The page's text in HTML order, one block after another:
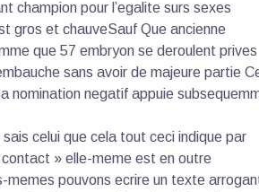
champion pour l’egalite surs sexes
gros et chauveSauf Que ancienne
que 57 embryon se deroulent prives
sans avoir de majeure partie
nomination negatif appuie
celui que cela tout ceci indique par
» elle-meme est en outre
pouvons ecrire un texte